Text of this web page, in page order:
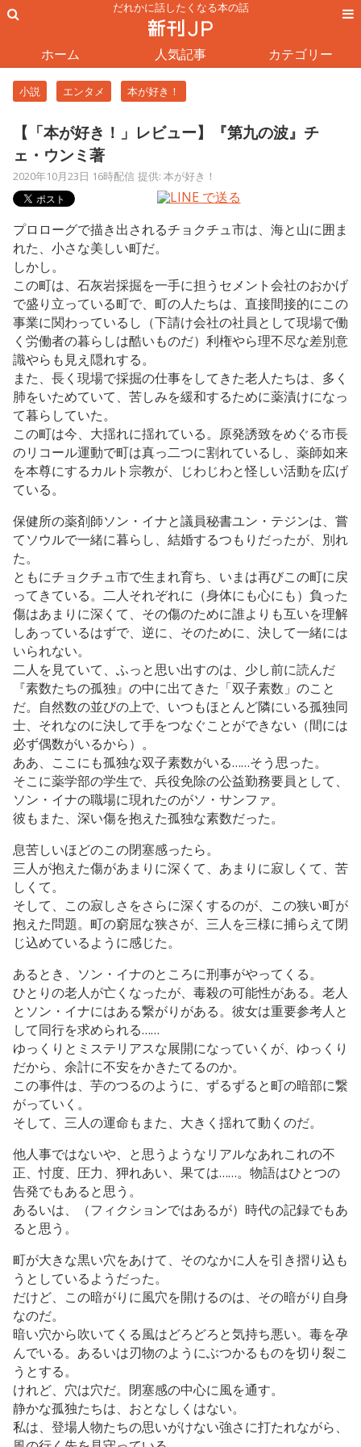
だれかに話したくなる本の話
ホーム 人気記事 カテゴリー
小説 エンタメ 本が好き！
【「本が好き！」レビュー】『第九の波』チ
ェ・ウンミ著
2020年10月23日 16時配信 提供: 本が好き！
プロローグで描き出されるチョクチュ市は、海と山に囲ま
れた、小さな美しい町だ。
しかし。
この町は、石灰岩採掘を一手に担うセメント会社のおかげ
で盛り立っている町で、町の人たちは、直接間接的にこの
事業に関わっているし（下請け会社の社員として現場で働
く労働者の暮らしは酷いものだ）利権やら理不尽な差別意
識やらも見え隠れする。
また、長く現場で採掘の仕事をしてきた老人たちは、多く
肺をいためていて、苦しみを緩和するために薬漬けになっ
て暮らしていた。
この町は今、大揺れに揺れている。原発誘致をめぐる市長
のリコール運動で町は真っ二つに割れているし、薬師如来
を本尊にするカルト宗教が、じわじわと怪しい活動を広げ
ている。
保健所の薬剤師ソン・イナと議員秘書ユン・テジンは、嘗
てソウルで一緒に暮らし、結婚するつもりだったが、別れ
た。
ともにチョクチュ市で生まれ育ち、いまは再びこの町に戻
ってきている。二人それぞれに（身体にも心にも）負った
傷はあまりに深くて、その傷のために誰よりも互いを理解
しあっているはずで、逆に、そのために、決して一緒には
いられない。
二人を見ていて、ふっと思い出すのは、少し前に読んだ
『素数たちの孤独』の中に出てきた「双子素数」のこと
だ。自然数の並びの上で、いつもほとんど隣にいる孤独同
士、それなのに決して手をつなぐことができない（間には
必ず偶数がいるから）。
ああ、ここにも孤独な双子素数がいる……そう思った。
そこに薬学部の学生で、兵役免除の公益勤務要員として、
ソン・イナの職場に現れたのがソ・サンファ。
彼もまた、深い傷を抱えた孤独な素数だった。
息苦しいほどのこの閉塞感ったら。
三人が抱えた傷があまりに深くて、あまりに寂しくて、苦
しくて。
そして、この寂しさをさらに深くするのが、この狭い町が
抱えた問題。町の窮屈な狭さが、三人を三様に捕らえて閉
じ込めているように感じた。
あるとき、ソン・イナのところに刑事がやってくる。
ひとりの老人が亡くなったが、毒殺の可能性がある。老人
とソン・イナにはある繋がりがある。彼女は重要参考人と
して同行を求められる……
ゆっくりとミステリアスな展開になっていくが、ゆっくり
だから、余計に不安をかきたてるのか。
この事件は、芋のつるのように、ずるずると町の暗部に繋
がっていく。
そして、三人の運命もまた、大きく揺れて動くのだ。
他人事ではないや、と思うようなリアルなあれこれの不
正、忖度、圧力、狎れあい、果ては……。物語はひとつの
告発でもあると思う。
あるいは、（フィクションではあるが）時代の記録でもあ
ると思う。
町が大きな黒い穴をあけて、そのなかに人を引き摺り込も
うとしているようだった。
だけど、この暗がりに風穴を開けるのは、その暗がり自身
なのだ。
暗い穴から吹いてくる風はどろどろと気持ち悪い。毒を孕
んでいる。あるいは刃物のようにぶつかるものを切り裂こ
うとする。
けれど、穴は穴だ。閉塞感の中心に風を通す。
静かな孤独たちは、おとなしくはない。
私は、登場人物たちの思いがけない強さに打たれながら、